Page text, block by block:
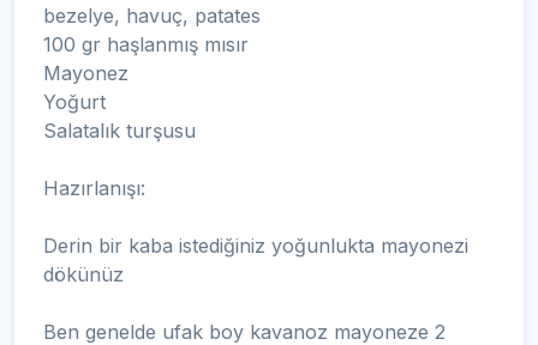
bezelye, havuç, patates
100 gr haşlanmış mısır
Mayonez
Yoğurt
Salatalık turşusu
Hazırlanışı:
Derin bir kaba istediğiniz yoğunlukta mayonezi
dökünüz
Ben genelde ufak boy kavanoz mayoneze 2